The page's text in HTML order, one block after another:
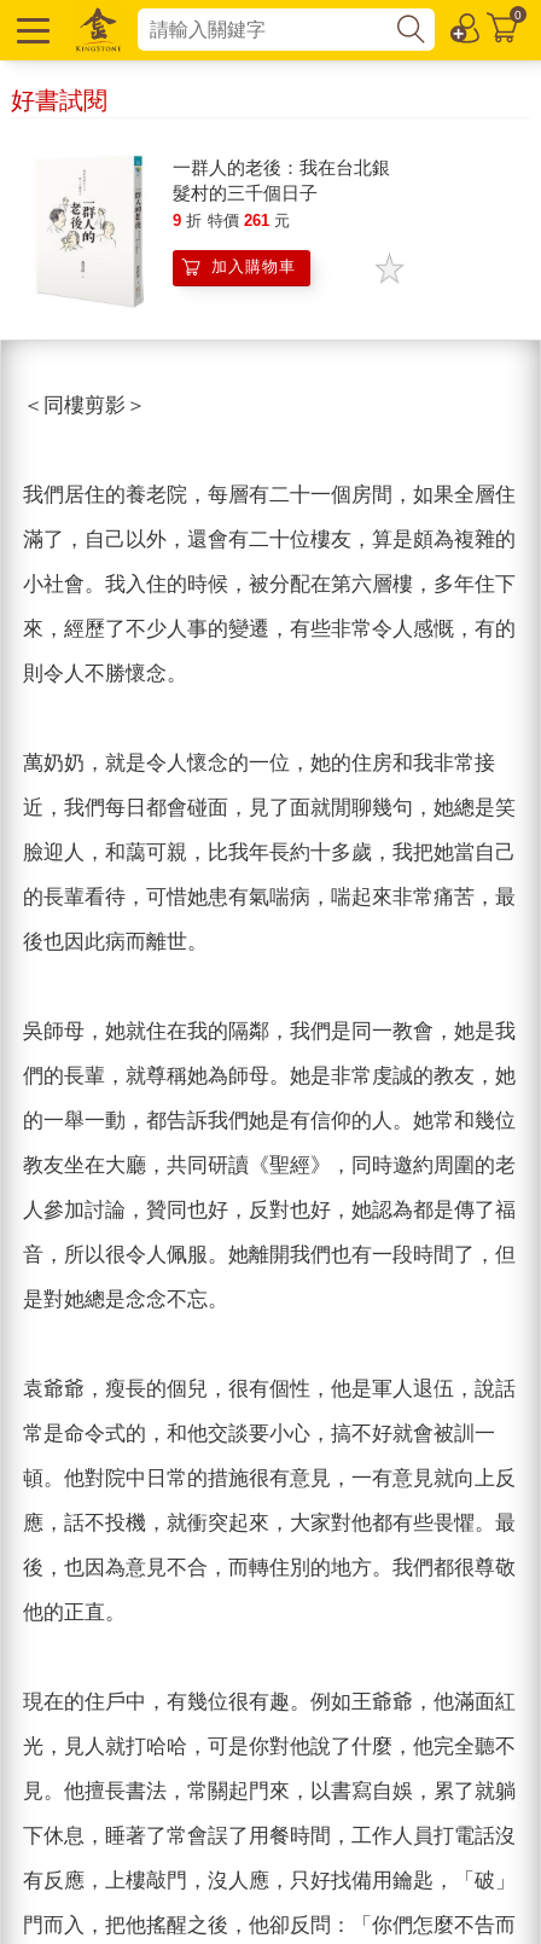
0
好書試閱
一群人的老後：我在台北銀
髮村的三千個日子
9 折 特價 261 元
加入購物車
＜同樓剪影＞
我們居住的養老院，每層有二十一個房間，如果全層住
滿了，自己以外，還會有二十位樓友，算是頗為複雜的
小社會。我入住的時候，被分配在第六層樓，多年住下
來，經歷了不少人事的變遷，有些非常令人感慨，有的
則令人不勝懷念。
萬奶奶，就是令人懷念的一位，她的住房和我非常接
近，我們每日都會碰面，見了面就閒聊幾句，她總是笑
臉迎人，和藹可親，比我年長約十多歲，我把她當自己
的長輩看待，可惜她患有氣喘病，喘起來非常痛苦，最
後也因此病而離世。
吳師母，她就住在我的隔鄰，我們是同一教會，她是我
們的長輩，就尊稱她為師母。她是非常虔誠的教友，她
的一舉一動，都告訴我們她是有信仰的人。她常和幾位
教友坐在大廳，共同研讀《聖經》，同時邀約周圍的老
人參加討論，贊同也好，反對也好，她認為都是傳了福
音，所以很令人佩服。她離開我們也有一段時間了，但
是對她總是念念不忘。
袁爺爺，瘦長的個兒，很有個性，他是軍人退伍，說話
常是命令式的，和他交談要小心，搞不好就會被訓一
頓。他對院中日常的措施很有意見，一有意見就向上反
應，話不投機，就衝突起來，大家對他都有些畏懼。最
後，也因為意見不合，而轉住別的地方。我們都很尊敬
他的正直。
現在的住戶中，有幾位很有趣。例如王爺爺，他滿面紅
光，見人就打哈哈，可是你對他說了什麼，他完全聽不
見。他擅長書法，常關起門來，以書寫自娛，累了就躺
下休息，睡著了常會誤了用餐時間，工作人員打電話沒
有反應，上樓敲門，沒人應，只好找備用鑰匙，「破」
門而入，把他搖醒之後，他卻反問：「你們怎麼不告而